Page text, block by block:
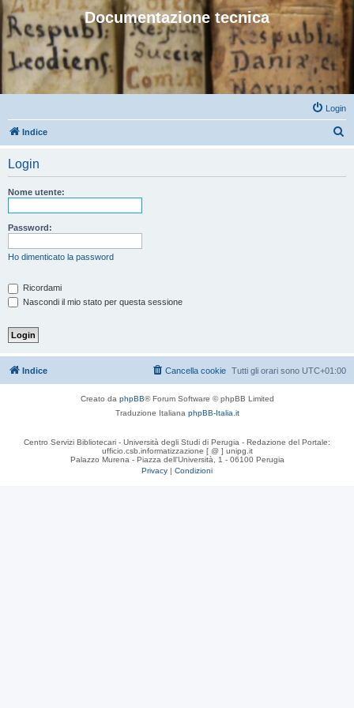
Documentazione tecnica
Login
Indice
Login
Nome utente:
Password:
Ho dimenticato la password
Ricordami
Nascondi il mio stato per questa sessione
Indice Tutti gli orari sono UTC+01:00
Cancella cookie
Creato da phpBB® Forum Software © phpBB Limited
Traduzione Italiana phpBB-Italia.it
Centro Servizi Bibliotecari - Università degli Studi di Perugia - Redazione del Portale:
ufficio.csb.informatizzazione [ @ ] unipg.it
Palazzo Murena - Piazza dell'Università, 1 - 06100 Perugia
Privacy | Condizioni